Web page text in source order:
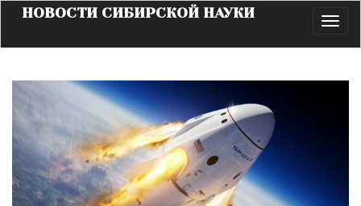
НОВОСТИ СИБИРСКОЙ НАУКИ